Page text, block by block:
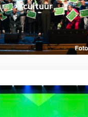
cultuur